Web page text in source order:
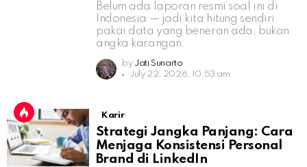
Belum ada laporan resmi soal ini di
Indonesia — jadi kita hitung sendiri
pakai data yang beneran ada, bukan
angka karangan.
by Jati Sunarto
July 22, 2026, 10:53 am
Karir
Strategi Jangka Panjang: Cara
Menjaga Konsistensi Personal
Brand di LinkedIn